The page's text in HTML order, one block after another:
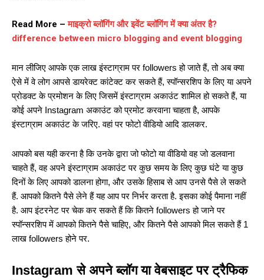
Read More –माइक्रो ब्लॉगिंग और इवेंट ब्लॉगिंग में क्या अंतर है?
difference between micro blogging and event blogging
मान लीजिए आपके एक लाख इंस्टाग्राम पर followers हो जाते हैं, तो अब क्या
ऐसे में वे लोग आपसे डायरेक्ट कांटेक्ट कर सकते हैं, स्पॉन्सरशिप के लिए या अपने
प्रोडक्ट के प्रमोशन के लिए जिसमें इंस्टाग्राम अकाउंट शामिल हो सकते हैं, या
कोई अपने Instagram अकाउंट को प्रमोट करवाना चाहता है, आपके
इंस्टाग्राम अकाउंट के जरिए. वहां पर फोटो वीडियो आदि डालकर.
आपको बस यही करना है कि उनके द्वारा जो फोटो या वीडियो वह जो डलवाना
चाहते हैं, वह अपने इंस्टाग्राम अकाउंट पर कुछ समय के लिए कुछ घंटे या कुछ
दिनों के लिए आपको डालना होगा, और उसके हिसाब से आप उनसे पैसे ले सकते
हैं. आपको कितने पैसे लेने हैं यह आप पर निर्भर करता है. इसका कोई पैमाना नहीं
है. आप इंटरनेट पर चेक कर सकते हैं कि कितने followers हो जाने पर
स्पॉन्सरशिप में आपको कितने पैसे चाहिए, और कितने पैसे आपको मिल सकते हैं 1
लाख followers होने पर.
Instagram से अपने ब्लॉग या वेबसाइट पर ट्रैफिक